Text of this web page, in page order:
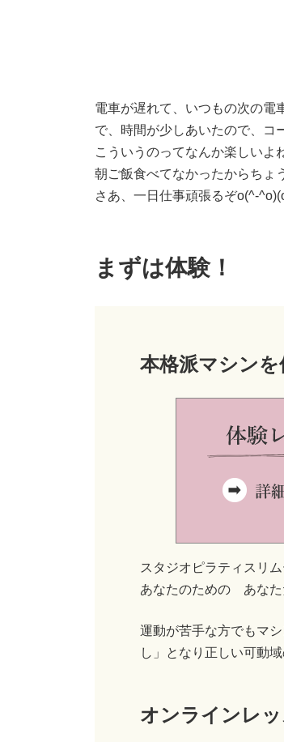
電車が遅れて、いつもの次の電
で、時間が少しあいたので、コ
こういうのってなんか楽しいよ
朝ご飯食べてなかったからちょ
さあ、一日仕事頑張るぞo(^-
まずは体験！
本格派マシン
スタジオピラティスリ
あなたのための あなた
運動が苦手な方でもマ
し」となり正しい可動
オンラインレ